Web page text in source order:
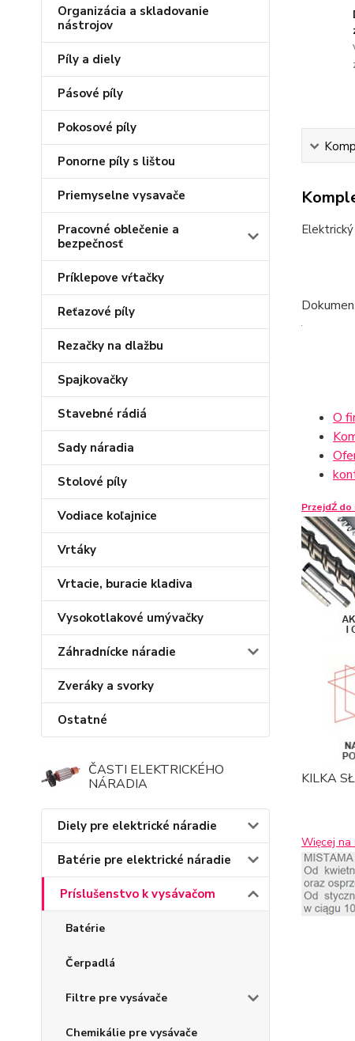
Organizácia a skladovanie
nástrojov
Píly a diely
Pásové píly
Pokosové píly
Ponorne píly s lištou
Priemyselne vysavače
Pracovné oblečenie a
bezpečnosť
Príklepove vŕtačky
Reťazové píly
Rezačky na dlažbu
Spajkovačky
Stavebné rádiá
Sady náradia
Stolové píly
Vodiace koľajnice
Vrtáky
Vrtacie, buracie kladiva
Vysokotlakové umývačky
Záhradnícke náradie
Zveráky a svorky
Ostatné
ČASTI ELEKTRICKÉHO
NÁRADIA
Diely pre elektrické náradie
Batérie pre elektrické náradie
Príslušenstvo k vysávačom
Batérie
Čerpadlá
Filtre pre vysávače
Chemikálie pre vysávače
O
PrzejdŹ
KILKA
Więcej na